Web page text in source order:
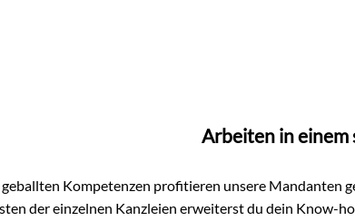
Arbeiten in
Kompetenzen profitieren unsere Mandanten
der einzelnen Kanzleien erweiterst du dein Know-